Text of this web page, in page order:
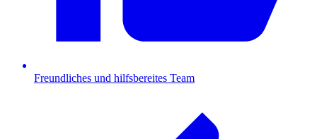
Freundliches und hilfsbereites Team